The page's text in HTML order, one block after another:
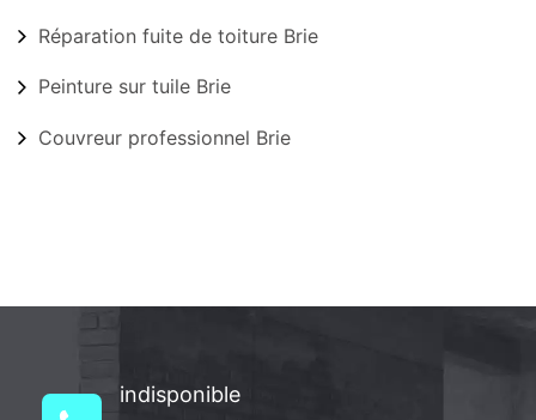
Réparation fuite de toiture Brie
Peinture sur tuile Brie
Couvreur professionnel Brie
indisponible